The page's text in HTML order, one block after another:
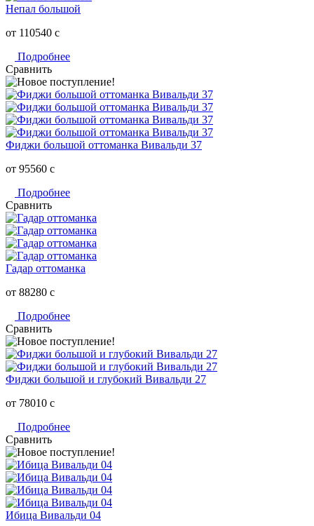
Непал большой
от 110540 c
Подробнее
Сравнить
Фиджи большой оттоманка Вивальди 37
от 95560 c
Подробнее
Сравнить
Гадар оттоманка
от 88280 c
Подробнее
Сравнить
Фиджи большой и глубокий Вивальди 27
от 78010 c
Подробнее
Сравнить
Ибица Вивальди 04